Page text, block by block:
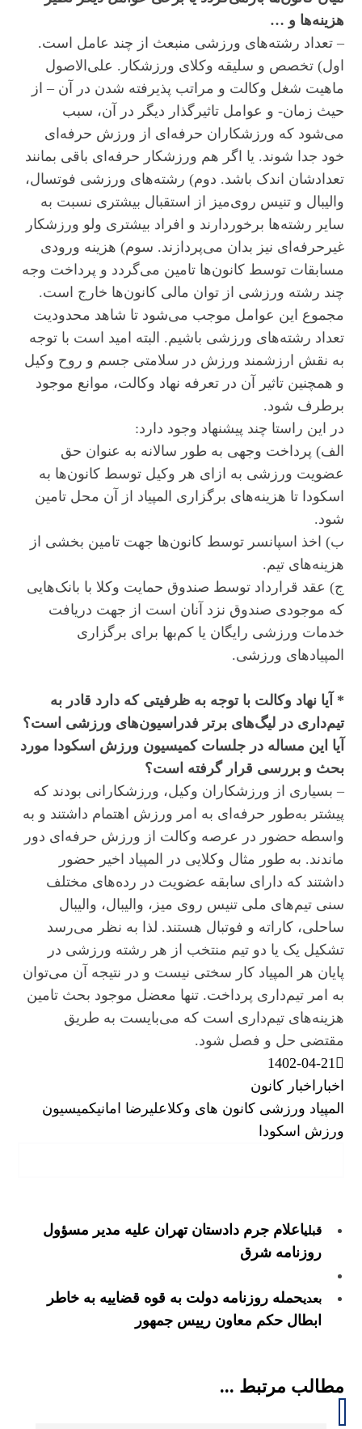
هزینه‌ها و …
– تعداد رشته‌های ورزشی منبعث از چند عامل است.
اول) تخصص و سلیقه وکلای ورزشکار. علی‌الاصول
ماهیت شغل وکالت و‌ مراتب پذیرفته شدن در آن – از
حیث زمان- و عوامل تاثیرگذار دیگر در آن، سبب
می‌شود که ورزشکاران حرفه‌ای از ورزش حرفه‌ای
خود جدا شوند. یا اگر هم ورزشکار حرفه‌ای باقی بمانند
تعدادشان اندک باشد. دوم) رشته‌های ورزشی فوتسال،
والیبال و تنیس روی‌میز از استقبال بیشتری نسبت به
سایر رشته‌ها برخوردارند و افراد بیشتری ولو ورزشکار
غیرحرفه‌ای نیز بدان می‌پردازند. سوم) هزینه ورودی
مسابقات توسط کانون‌ها تامین می‌گردد و پرداخت وجه
چند رشته ورزشی از توان مالی کانون‌ها خارج است.
مجموع این عوامل موجب می‌شود تا شاهد محدودیت
تعداد رشته‌های ورزشی باشیم. البته امید است با توجه
به نقش ارزشمند ورزش در سلامتی جسم و روح وکیل
و همچنین تاثیر آن در تعرفه نهاد وکالت، موانع موجود
برطرف شود.
در این راستا چند پیشنهاد وجود دارد:
الف) پرداخت وجهی به طور سالانه به عنوان حق
عضویت ورزشی به ازای هر وکیل توسط کانون‌ها به
اسکودا تا هزینه‌های برگزاری المپیاد از آن محل تامین
شود.
ب) اخذ اسپانسر توسط کانون‌ها جهت تامین بخشی از
هزینه‌های تیم.
ج) عقد قرارداد توسط صندوق حمایت وکلا با بانک‌هایی
که موجودی صندوق نزد آنان است از جهت دریافت
خدمات ورزشی رایگان یا کم‌بها برای برگزاری
المپیادهای ورزشی.
* آیا نهاد وکالت با توجه به ظرفیتی که دارد قادر به
تیم‌داری در لیگ‌های برتر فدراسیون‌های ورزشی است؟
آیا این مساله در جلسات کمیسیون ورزش اسکودا مورد
بحث و بررسی قرار گرفته است؟
– بسیاری از ورزشکاران وکیل، ورزشکارانی بودند که
پیشتر به‌طور حرفه‌ای به امر ورزش اهتمام داشتند و به
واسطه حضور در عرصه وکالت از ورزش حرفه‌ای دور
ماندند. به طور مثال وکلایی در المپیاد اخیر حضور
داشتند که دارای سابقه عضویت در رده‌های مختلف
سنی تیم‌های ملی تنیس روی میز، والیبال، والیبال
ساحلی، کاراته و فوتبال هستند. لذا به نظر می‌رسد
تشکیل یک یا دو تیم منتخب از هر رشته ورزشی در
پایان هر المپیاد کار سختی نیست و در نتیجه آن می‌توان
به امر تیم‌داری پرداخت. تنها معضل موجود بحث تامین
هزینه‌های تیم‌داری است که می‌بایست به طریق
مقتضی حل و فصل شود.
1402-04-21
اخبار اخبار کانون
المپیاد ورزشی کانون های وکلاعلیرضا امانیکمیسیون
ورزش اسکودا
قبلیاعلام جرم دادستان تهران علیه مدیر مسؤول
روزنامه شرق
بعدیحمله روزنامه دولت به قوه قضاییه به خاطر
ابطال حکم معاون رییس جمهور
مطالب مرتبط ...